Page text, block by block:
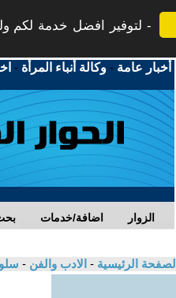
لتوفير افضل خدمة لكم
أخبار عامة -وكالة أنباء المرأة -
اضافة/خدمات الزوار
الصفحة الرئيسية - الادب والفن -